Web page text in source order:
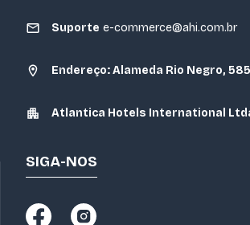
Suporte e-commerce@ahi.com.br
Endereço: Alameda Rio Negro,
Atlantica Hotels International
SIGA-NOS